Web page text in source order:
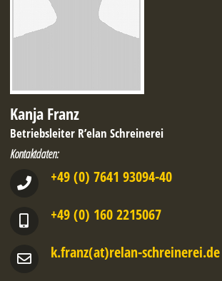
Kanja Franz
Betriebsleiter R’elan Schreinerei
Kontaktdaten:
+49 (0) 7641 93094-40
+49 (0) 160 2215067
k.franz(at)relan-schreinerei.de